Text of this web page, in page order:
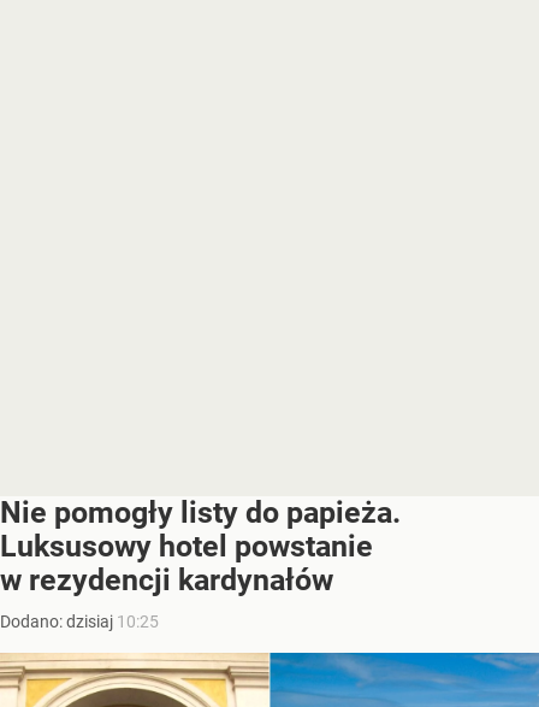
Nie pomogły listy do papieża.
Luksusowy hotel powstanie
w rezydencji kardynałów
Dodano:dzisiaj 10:25